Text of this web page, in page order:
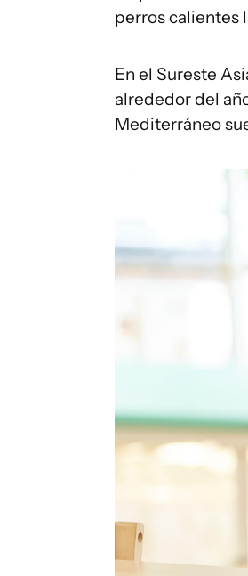
perros calientes
En el Sureste
alrededor del
Mediterráneo